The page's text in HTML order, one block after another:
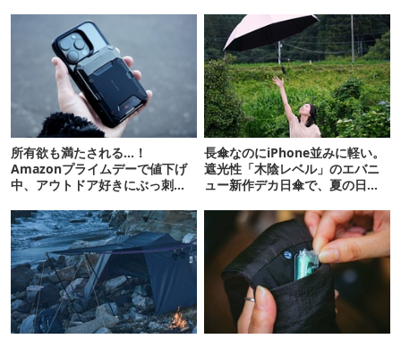
所有欲も満たされる…！
Amazonプライムデーで値下げ
中、アウトドア好きにぶっ刺さ
長傘なのにiPhone並みに軽い。
遮光性「木陰レベル」のエバニ
ュー新作デカ日傘で、夏の日焼